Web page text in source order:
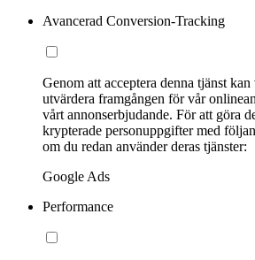
Avancerad Conversion-Tracking
Genom att acceptera denna tjänst
utvärdera framgången för vår
vårt annonserbjudande. För att göra
krypterade personuppgifter med
om du redan använder deras tjänster:
Google Ads
Performance